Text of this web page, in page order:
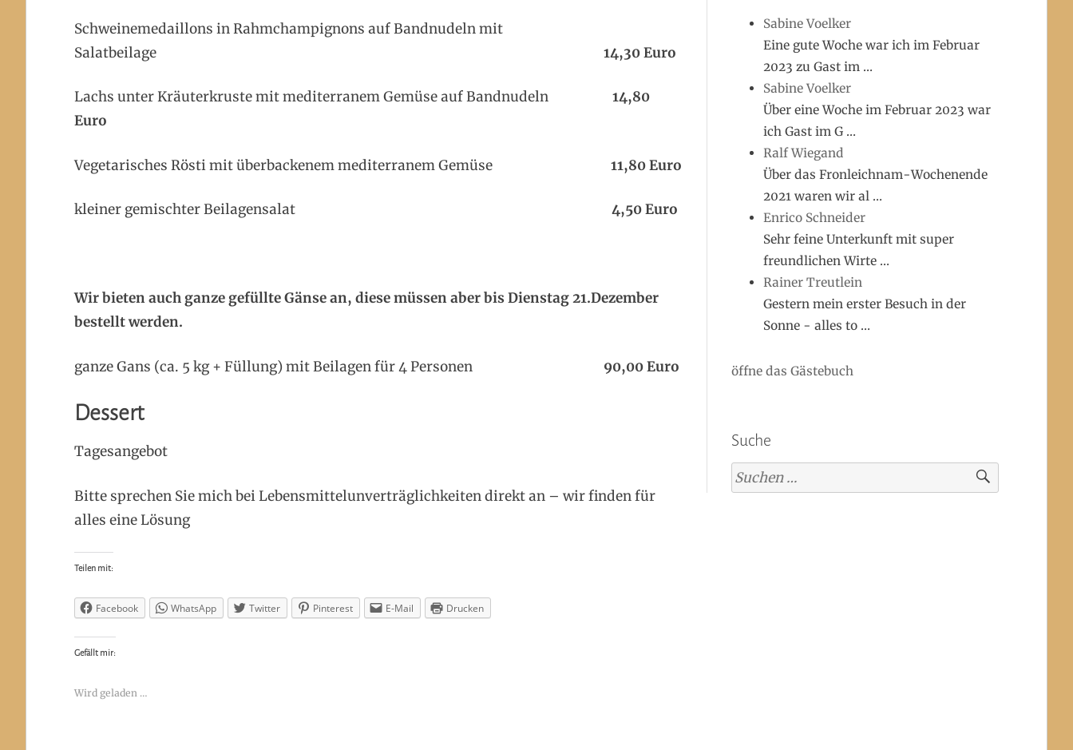
Schweinemedaillons in Rahmchampignons auf Bandnudeln mit
Salatbeilage 14,30 Euro
Lachs unter Kräuterkruste mit mediterranem Gemüse auf Bandnudeln 14,80
Euro
Vegetarisches Rösti mit überbackenem mediterranem Gemüse 11,80 Euro
kleiner gemischter Beilagensalat 4,50 Euro
Wir bieten auch ganze gefüllte Gänse an, diese müssen aber bis Dienstag 21.Dezember
bestellt werden.
ganze Gans (ca. 5 kg + Füllung) mit Beilagen für 4 Personen 90,00 Euro
Dessert
Tagesangebot
Bitte sprechen Sie mich bei Lebensmittelunverträglichkeiten direkt an – wir finden für
alles eine Lösung
Teilen mit:
Facebook WhatsApp Twitter Pinterest E-Mail Drucken
Gefällt mir:
Wird geladen …
Sabine Voelker
Eine gute Woche war ich im Februar
2023 zu Gast im …
Sabine Voelker
Über eine Woche im Februar 2023 war
ich Gast im G …
Ralf Wiegand
Über das Fronleichnam-Wochenende
2021 waren wir al …
Enrico Schneider
Sehr feine Unterkunft mit super
freundlichen Wirte …
Rainer Treutlein
Gestern mein erster Besuch in der
Sonne - alles to …
öffne das Gästebuch
Suche
Suchen
nach: